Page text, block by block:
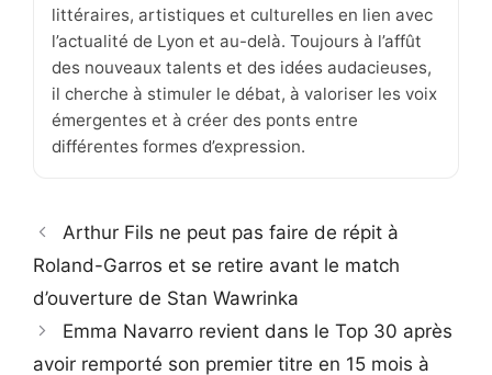
littéraires, artistiques et culturelles en lien avec
l’actualité de Lyon et au-delà. Toujours à l’affût
des nouveaux talents et des idées audacieuses,
il cherche à stimuler le débat, à valoriser les voix
émergentes et à créer des ponts entre
différentes formes d’expression.
Arthur Fils ne peut pas faire de répit à
Roland-Garros et se retire avant le match
d’ouverture de Stan Wawrinka
Emma Navarro revient dans le Top 30 après
avoir remporté son premier titre en 15 mois à